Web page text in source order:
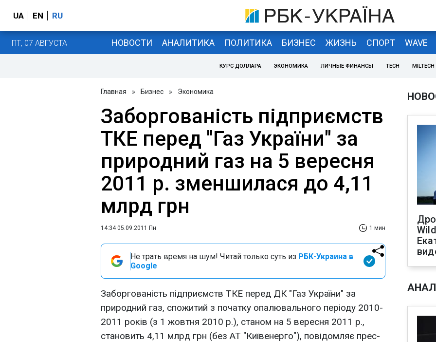
UA EN RU
ПТ, 07 АВГУСТА НОВОСТИ АНАЛИТИКА ПОЛИТИКА БИЗНЕС ЖИЗНЬ СПОРТ WAVE
КУРС ДОЛЛАРА ЭКОНОМИКА ЛИЧНЫЕ ФИНАНСЫ TECH MILTECH
Главная » Бизнес » Экономика
Заборгованість підприємств
ТКЕ перед "Газ України" за
природний газ на 5 вересня
2011 р. зменшилася до 4,11
млрд грн
14:34 05.09.2011 Пн 1 мин
Не трать время на шум! Читай только суть из РБК-Украина в
Google
Заборгованість підприємств ТКЕ перед ДК "Газ України" за
природний газ, спожитий з початку опалювального періоду 2010-
2011 років (з 1 жовтня 2010 р.), станом на 5 вересня 2011 р.,
становить 4,11 млрд грн (без АТ "Київенерго"), повідомляє прес-